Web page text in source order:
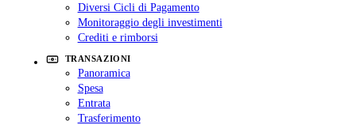
Diversi Cicli di Pagamento
Monitoraggio degli investimenti
Crediti e rimborsi
TRANSAZIONI
Panoramica
Spesa
Entrata
Trasferimento